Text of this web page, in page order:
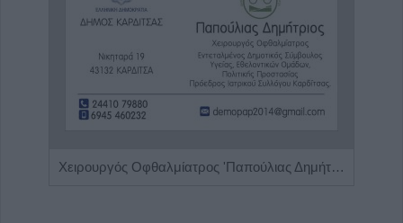
Χειρουργός Οφθαλμίατρος 'Παπούλιας Δημήτριος'